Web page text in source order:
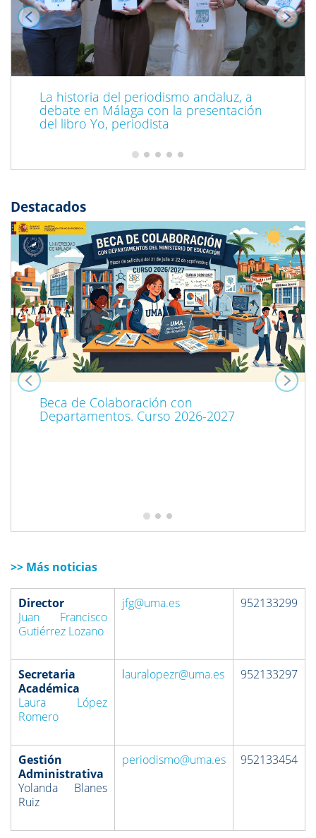
La historia del periodismo andaluz, a
debate en Málaga con la presentación
del libro Yo, periodista
Destacados
Beca de Colaboración con
Departamentos. Curso 2026-2027
Previous Next
>> Más noticias
Director
Juan Francisco
Gutiérrez Lozano
jfg@uma.es 952133299
Secretaria
Académica
Laura López
Romero
lauralopezr@uma.es 952133297
Gestión
Administrativa
Yolanda Blanes
Ruiz
periodismo@uma.es 952133454